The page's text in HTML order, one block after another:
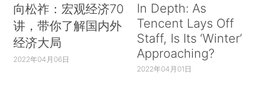
向松祚：宏观经济70
讲，带你了解国内外
经济大局
2022年04月06日
In Depth: As
Tencent Lays Off
Staff, Is Its ‘Winter’
Approaching?
2022年04月01日